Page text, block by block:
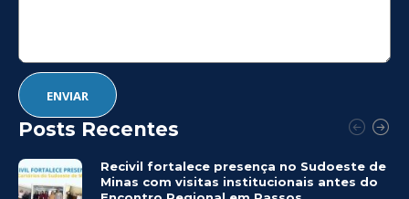
Posts Recentes
Recivil fortalece presença no Sudoeste de
Minas com visitas institucionais antes do